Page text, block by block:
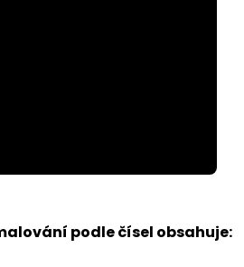
100.00%
podle čísel obsahuje: